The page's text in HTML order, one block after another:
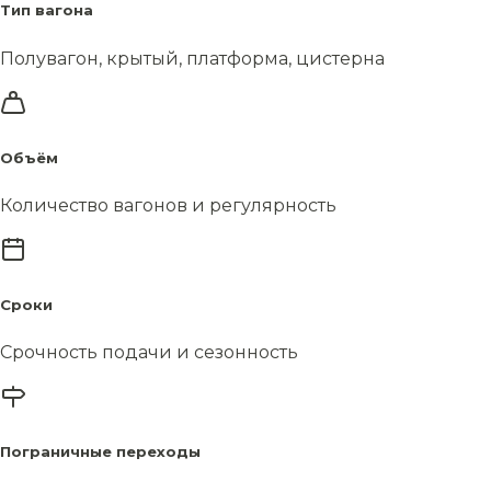
Тип вагона
Полувагон, крытый, платформа, цистерна
Объём
Количество вагонов и регулярность
Сроки
Срочность подачи и сезонность
Пограничные переходы